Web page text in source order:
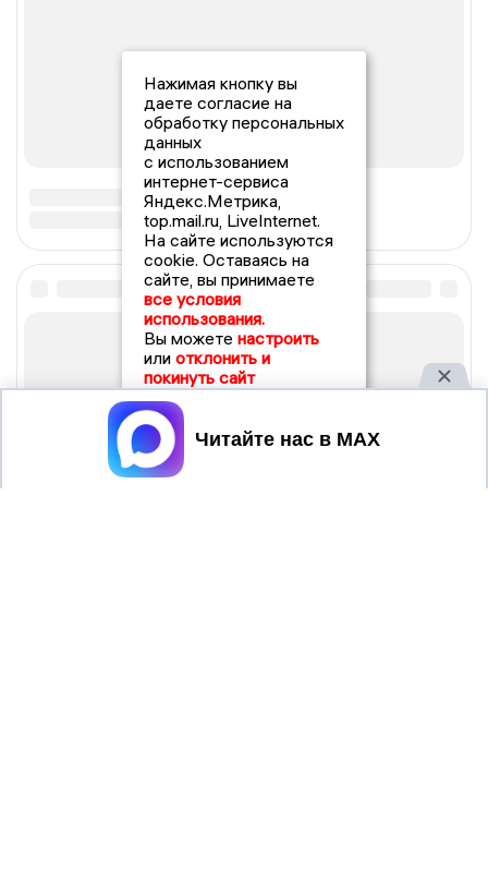
Нажимая кнопку вы
даете согласие на
обработку персональных
данных
с использованием
интернет-сервиса
Яндекс.Метрика,
top.mail.ru, LiveInternet.
На сайте используются
cookie. Оставаясь на
сайте, вы принимаете
все условия
использования.
Вы можете настроить
или отклонить и
покинуть сайт
Принять